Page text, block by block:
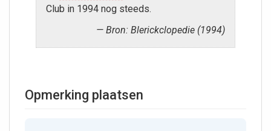
Club in 1994 nog steeds.
Bron: Blerickclopedie (1994)
Opmerking plaatsen